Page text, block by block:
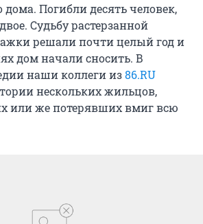
Погибли десять человек,
Судьбу растерзанной
решали почти целый год и
дом начали сносить. В
наши коллеги из86.RU
нескольких жильцов,
или же потерявших вмиг всю